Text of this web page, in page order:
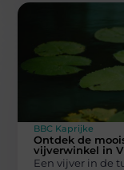
BBC Kaprijke
Ontdek de
vijverwinkel in
Een vijver in de